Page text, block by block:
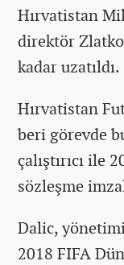
Hırvatistan
direktör
kadar uzatıldı.
Hırvatistan
beri görevde
çalıştırıcı ile
sözleşme
Dalic,
2018 FIFA